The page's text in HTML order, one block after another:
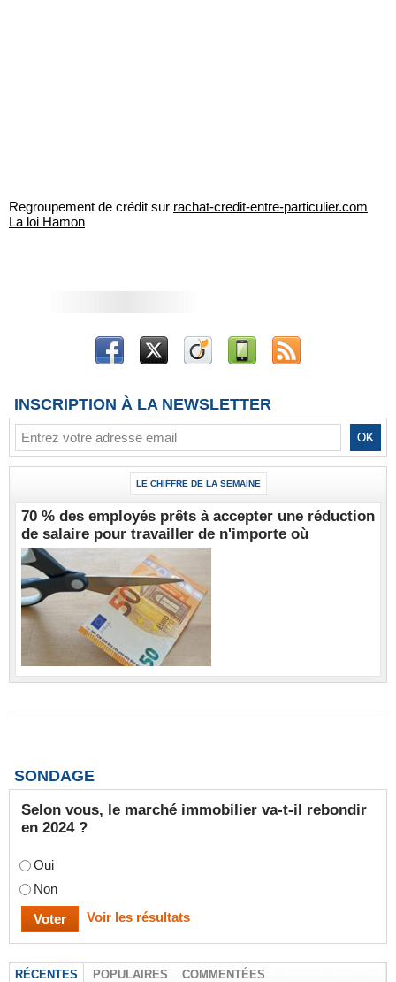
Regroupement de crédit sur rachat-credit-entre-particulier.com
La loi Hamon
INSCRIPTION À LA NEWSLETTER
LE CHIFFRE DE LA SEMAINE
70 % des employés prêts à accepter une réduction
de salaire pour travailler de n'importe où
SONDAGE
Selon vous, le marché immobilier va-t-il rebondir
en 2024 ?
Oui
Non
Voir les résultats
RÉCENTES POPULAIRES COMMENTÉES